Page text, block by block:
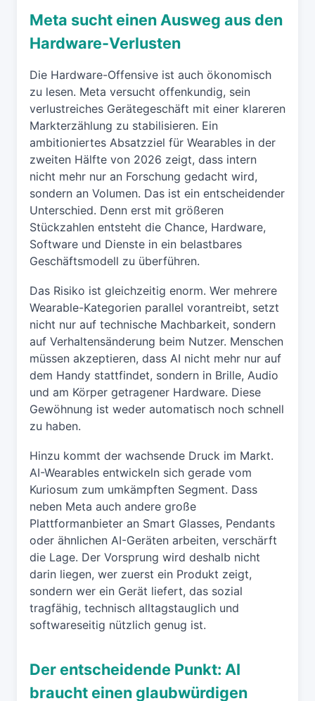
Meta sucht einen Ausweg aus den
Hardware-Verlusten
Die Hardware-Offensive ist auch ökonomisch
zu lesen. Meta versucht offenkundig, sein
verlustreiches Gerätegeschäft mit einer klareren
Markterzählung zu stabilisieren. Ein
ambitioniertes Absatzziel für Wearables in der
zweiten Hälfte von 2026 zeigt, dass intern
nicht mehr nur an Forschung gedacht wird,
sondern an Volumen. Das ist ein entscheidender
Unterschied. Denn erst mit größeren
Stückzahlen entsteht die Chance, Hardware,
Software und Dienste in ein belastbares
Geschäftsmodell zu überführen.
Das Risiko ist gleichzeitig enorm. Wer mehrere
Wearable-Kategorien parallel vorantreibt, setzt
nicht nur auf technische Machbarkeit, sondern
auf Verhaltensänderung beim Nutzer. Menschen
müssen akzeptieren, dass AI nicht mehr nur auf
dem Handy stattfindet, sondern in Brille, Audio
und am Körper getragener Hardware. Diese
Gewöhnung ist weder automatisch noch schnell
zu haben.
Hinzu kommt der wachsende Druck im Markt.
AI-Wearables entwickeln sich gerade vom
Kuriosum zum umkämpften Segment. Dass
neben Meta auch andere große
Plattformanbieter an Smart Glasses, Pendants
oder ähnlichen AI-Geräten arbeiten, verschärft
die Lage. Der Vorsprung wird deshalb nicht
darin liegen, wer zuerst ein Produkt zeigt,
sondern wer ein Gerät liefert, das sozial
tragfähig, technisch alltagstauglich und
softwareseitig nützlich genug ist.
Der entscheidende Punkt: AI
braucht einen glaubwürdigen